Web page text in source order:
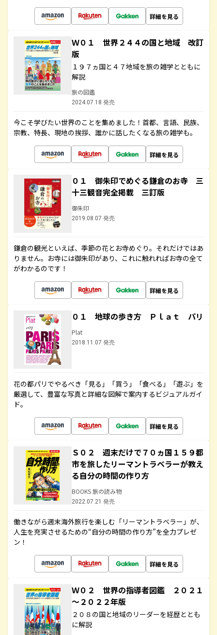
詳細を見る
Ｗ０１ 世界２４４の国と地域 改訂
版
１９７ヵ国と４７地域を旅の雑学とともに
解説
旅の図鑑
2024.07.18 発売
今こそ学びたい世界のことを集めました！首都、言語、民族、
宗教、特長、現地の挨拶、誰かに話したくなる旅の雑学も。
詳細を見る
０１ 御朱印でめぐる鎌倉のお寺 三
十三観音完全掲載 三訂版
御朱印
2019.08.07 発売
鎌倉の観光といえば、季節の花とお寺めぐり。それだけではあ
りません。お寺には御朱印があり、これに触れればお寺の全て
がわかるのです！
詳細を見る
０１ 地球の歩き方 Ｐｌａｔ パリ
Plat
2018.11.07 発売
花の都パリでやるべき「見る」「買う」「食べる」「遊ぶ」を
厳選して、豊富な写真と詳細な図解で案内するビジュアルガイ
ド。
詳細を見る
Ｓ０２ 週末だけで７０ヵ国１５９都
市を旅したリーマントラベラーが教え
る自分の時間の作り方
BOOKS 旅の読み物
2022.07.21 発売
働きながら週末海外旅行を楽しむ「リーマントラベラー」が、
人生を充実させるための“自分の時間の作り方”を全力プレゼ
ン！
詳細を見る
Ｗ０２ 世界の指導者図鑑 ２０２１
～２０２２年版
２０８の国と地域のリーダーを経歴ととも
に解説